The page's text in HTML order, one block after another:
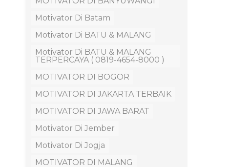
Motivator Di Batam
Motivator Di BATU & MALANG
Motivator Di BATU & MALANG
TERPERCAYA ( 0819-4654-8000 )
MOTIVATOR DI BOGOR
MOTIVATOR DI JAKARTA TERBAIK
MOTIVATOR DI JAWA BARAT
Motivator Di Jember
Motivator Di Jogja
MOTIVATOR DI MALANG